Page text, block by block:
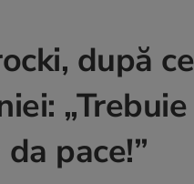
după
pace!”